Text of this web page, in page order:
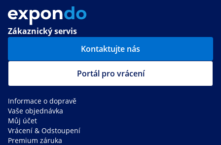
Zákaznický servis
Kontaktujte nás
Portál pro vrácení
Informace o dopravě
Vaše objednávka
Můj účet
Vrácení & Odstoupení
Premium záruka